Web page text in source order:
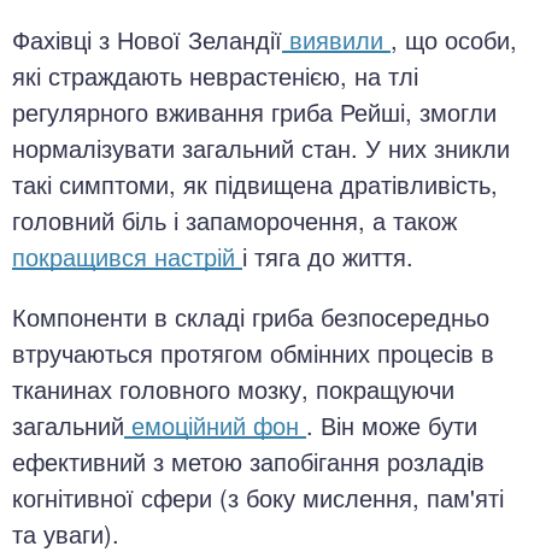
Фахівці з Нової Зеландії виявили , що особи,
які страждають неврастенією, на тлі
регулярного вживання гриба Рейші, змогли
нормалізувати загальний стан. У них зникли
такі симптоми, як підвищена дратівливість,
головний біль і запаморочення, а також
покращився настрій і тяга до життя.
Компоненти в складі гриба безпосередньо
втручаються протягом обмінних процесів в
тканинах головного мозку, покращуючи
загальний емоційний фон . Він може бути
ефективний з метою запобігання розладів
когнітивної сфери (з боку мислення, пам'яті
та уваги).